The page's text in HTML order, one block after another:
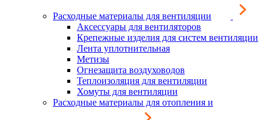
Расходные материалы для вентиляции
Аксессуары для вентиляторов
Крепежные изделия для систем вентиляции
Лента уплотнительная
Метизы
Огнезащита воздуховодов
Теплоизоляция для вентиляции
Хомуты для вентиляции
Расходные материалы для отопления и